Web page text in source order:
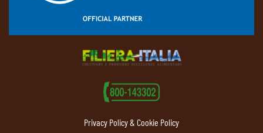
Privacy Policy & Cookie Policy